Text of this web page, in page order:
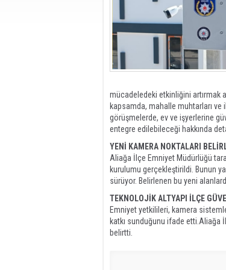
mücadeledeki etkinliğini artırmak
kapsamda, mahalle muhtarları ve
görüşmelerde, ev ve işyerlerine
entegre edilebileceği hakkında
YENİ KAMERA NOKTALARI
Aliağa İlçe Emniyet Müdürlüğü
kurulumu gerçekleştirildi. Bunun
sürüyor. Belirlenen bu yeni
TEKNOLOJİK ALTYAPI İLÇE
Emniyet yetkilileri, kamera
katkı sunduğunu ifade etti.Aliağa
belirtti.